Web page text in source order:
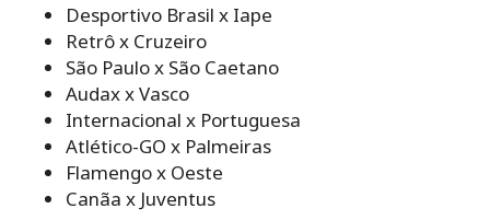
Desportivo Brasil x Iape
Retrô x Cruzeiro
São Paulo x São Caetano
Audax x Vasco
Internacional x Portuguesa
Atlético-GO x Palmeiras
Flamengo x Oeste
Canãa x Juventus